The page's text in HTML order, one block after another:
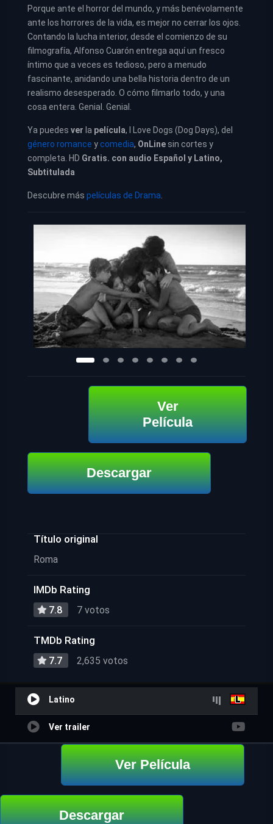
Porque ante el horror del mundo, y más benévolamente
ante los horrores de la vida, es mejor no cerrar los ojos.
Contando la lucha interior, desde el comienzo de su
filmografía, Alfonso Cuarón entrega aquí un fresco
íntimo que a veces es tedioso, pero a menudo
fascinante, anidando una bella historia dentro de un
realismo desesperado. O cómo filmarlo todo, y una
cosa entera. Genial. Genial.
Ya puedes ver la película, I Love Dogs (Dog Days), del
género romance ycomedia, OnLine sin cortes y
completa. HD Gratis. con audio Español y Latino,
Subtitulada
Descubre más películas de Drama
Ver
Película
Descargar
Título original
Roma
IMDb Rating
7.8 7 votos
TMDb Rating
7.7 2,635 votos
Latino
Ver trailer
Ver Película
Descargar